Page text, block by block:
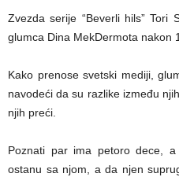
Zvezda serije “Beverli hils” Tori
glumca Dina MekDermota nakon
Kako prenose svetski mediji,
navodeći da su razlike između
njih preći.
Poznati par ima petoro dece,
ostanu sa njom, a da njen